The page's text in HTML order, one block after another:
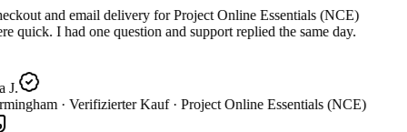
and email delivery for Project Online Essentials (NCE)
quick. I had one question and support replied the same day.
J.
· Verifizierter Kauf · Project Online Essentials (NCE)